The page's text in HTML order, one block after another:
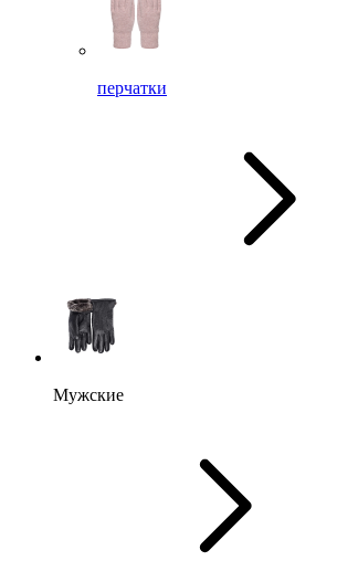
перчатки
Мужские